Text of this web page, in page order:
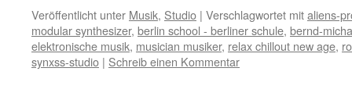
Veröffentlicht unter Musik, Studio | Verschlagwortet mitaliens-
modular synthesizer, berlin school - berliner schule, bernd-
elektronische musik, musician musiker, relax chillout new age,
synxss-studio | Schreib einen Kommentar